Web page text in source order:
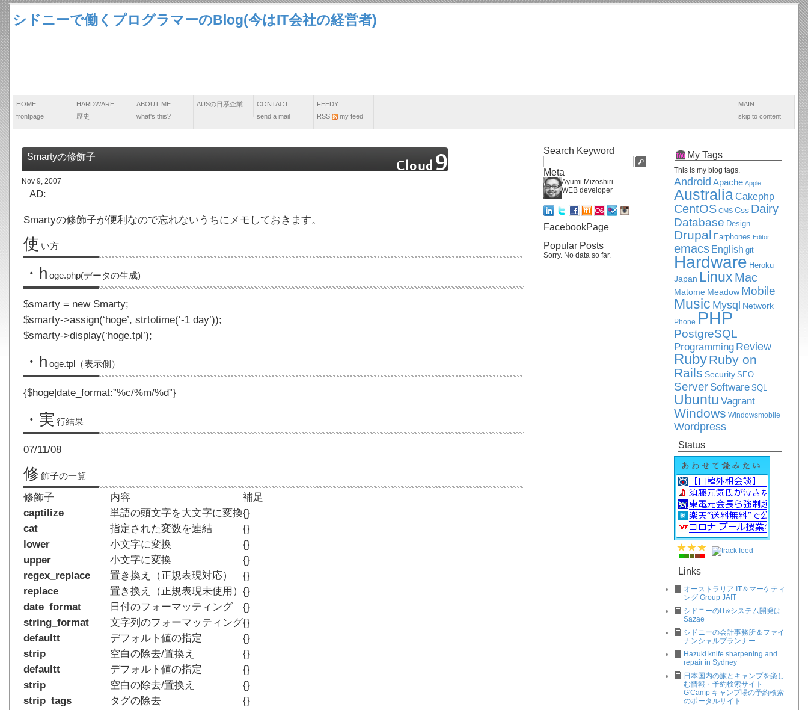
シドニーで働くプログラマーのBlog(今はIT会社の経営者)
HOME
frontpage
HARDWARE
歴史
ABOUT ME
what's this?
AUSの日系企業
CONTACT
send a mail
FEEDY
RSS
my feed
MAIN
skip to content
Smartyの修飾子
Nov 9, 2007
AD:
Smartyの修飾子が便利なので忘れないうちにメモしておきます。
使 い方
・h oge.php(データの生成)
$smarty = new Smarty;
$smarty->assign(‘hoge’, strtotime(‘-1 day’));
$smarty->display(‘hoge.tpl’);
・h oge.tpl（表示側）
{$hoge|date_format:”%c/%m/%d”}
・実 行結果
07/11/08
修 飾子の一覧
修飾子 内容
補足
captilize
単語の頭文字を大文字に変換{}
cat
指定された変数を連結
{}
lower
小文字に変換
{}
upper
小文字に変換
{}
regex_replace
置き換え（正規表現対応）
{}
replace
置き換え（正規表現未使用） {}
date_format
日付のフォーマッティング
{}
string_format
文字列のフォーマッティング{}
defaultt
デフォルト値の指定
{}
strip
空白の除去/置換え
{}
defaultt
デフォルト値の指定
{}
strip
空白の除去/置換え
{}
strip_tags
タグの除去 {}
Search Keyword
Meta
Ayumi Mizoshiri
WEB developer
FacebookPage
Popular Posts
Sorry. No data so far.
My Tags
This is my blog tags.
Android Apache Apple
AustraliaCakephp
CentOS CMS Css Dairy
Database Design
Drupal Earphones Editor
emacs English git
Hardware Heroku
Japan Linux Mac
Matome Meadow Mobile
Music Mysql Network
Phone PHP
PostgreSQL
Programming Review
RubyRuby on
Rails Security SEO
Server Software SQL
Ubuntu Vagrant
Windows Windowsmobile
Wordpress
Status
Links
オーストラリア IT＆マーケティ
ング Group JAIT
シドニーのIT&システム開発は
Sazae
シドニーの会計事務所＆ファイ
ナンシャルプランナー
Hazuki knife sharpening and
repair in Sydney
日本国内の旅とキャンプを楽し
む情報・予約検索サイト
G'Camp キャンプ場の予約検索
のポータルサイト